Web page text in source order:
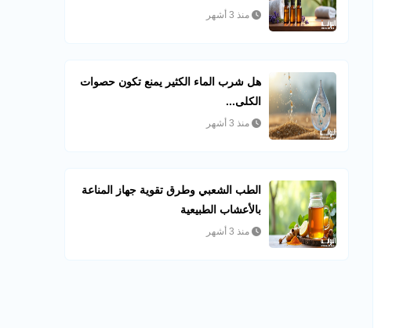
منذ 3 أشهر
هل شرب الماء الكثير يمنع تكون حصوات
الكلى...
منذ 3 أشهر
الطب الشعبي وطرق تقوية جهاز المناعة
بالأعشاب الطبيعية
منذ 3 أشهر